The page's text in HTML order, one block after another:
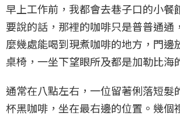
早上工作前，我都會去巷子口的小餐
要說的話，那裡的咖啡只是普普通通
麼幾處能喝到現煮咖啡的地方，門邊
桌椅，一坐下望眼所及都是加勒比海
通常在八點左右，一位留著俐落短髮
杯黑咖啡，坐在最右邊的位置。幾個